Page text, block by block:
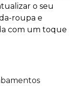
o seu
roupa e
com um toque